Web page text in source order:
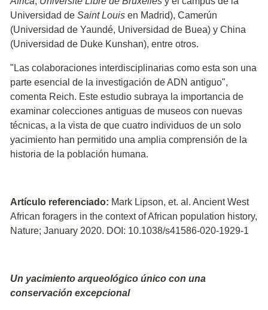
Universidad de Saint Louis en Madrid), Camerún
(Universidad de Yaundé, Universidad de Buea) y China
(Universidad de Duke Kunshan), entre otros.
"Las colaboraciones interdisciplinarias como esta son una
parte esencial de la investigación de ADN antiguo",
comenta Reich. Este estudio subraya la importancia de
examinar colecciones antiguas de museos con nuevas
técnicas, a la vista de que cuatro individuos de un solo
yacimiento han permitido una amplia comprensión de la
historia de la población humana.
Artículo referenciado: Mark Lipson, et. al. Ancient West
African foragers in the context of African population history,
Nature; January 2020. DOI: 10.1038/s41586-020-1929-1
Un yacimiento arqueológico único con una
conservación excepcional